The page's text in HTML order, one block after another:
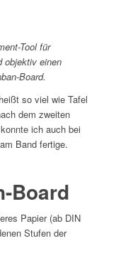
Tool für
objektiv einen
Board.
so viel wie Tafel
dem zweiten
ich auch bei
Band fertige.
Board
Papier (ab DIN
Stufen der